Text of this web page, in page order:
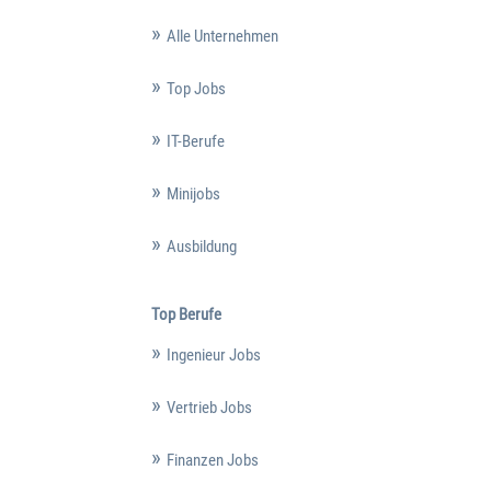
Alle Unternehmen
Top Jobs
IT-Berufe
Minijobs
Ausbildung
Top Berufe
Ingenieur Jobs
Vertrieb Jobs
Finanzen Jobs